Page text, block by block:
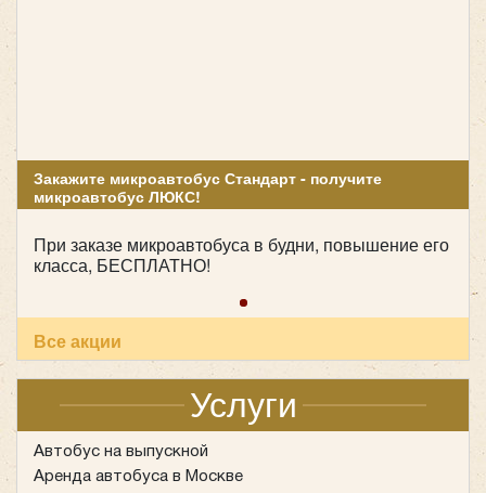
Закажите микроавтобус Стандарт - получите
микроавтобус ЛЮКС!
При заказе микроавтобуса в будни, повышение его
класса, БЕСПЛАТНО!
Все акции
Услуги
Автобус на выпускной
Аренда автобуса в Москве